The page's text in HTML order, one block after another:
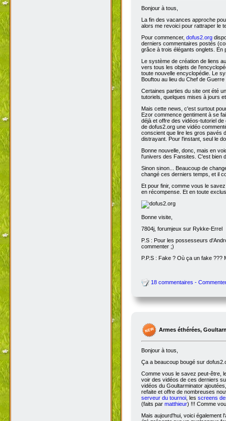
Bonjour à tous,
La fin des vacances approche
alors me revoici pour rattraper le
Pour commencer, dofus2.org
derniers commentaires postés
grâce à trois élégants onglets. En
Le système de création de liens
vers tous les objets de
toute nouvelle encyclopédie. Le
Bouftou au lieu du Chef de
Certaines parties du site ont été
tutoriels, quelques mises à jours
Mais cette news, c'est surtout
Ezor commence gentiment à se
déjà et offre des vidéos-tutoriel
de dofus2.org une vidéo
conscient que lire les gros pavés
distrayant. Pour l'instant, seul le
Bonne nouvelle, donc, mais en
l'univers des Fansites. C'est bien
Sinon sinon... Beaucoup de
changé ces derniers temps, et il
Et pour finir, comme vous le
en récompense. Et en toute
Bonne visite,
7804j, forumjeux sur Rykke-Errel
P.S : Pour les possesseurs
commenter ;)
P.P.S : Fake ? Où ça un fake ???
18 commentaires -
Armes éthérées,
Bonjour à tous,
Ça a beaucoup bougé sur
Comme vous le savez peut-être,
voir des vidéos de ces derniers
vidéos du Goultarminator
refaite et offre de nombreuses
serveur du tournoi, les screens
(faits par matthieur) !!! Comme
Mais aujourd'hui, voici également